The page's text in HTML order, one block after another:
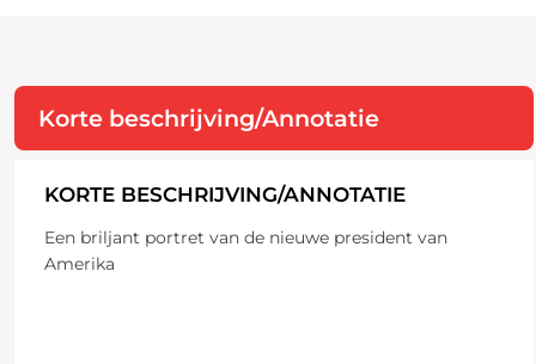
Korte beschrijving/Annotatie
KORTE BESCHRIJVING/ANNOTATIE
Een briljant portret van de nieuwe president van
Amerika